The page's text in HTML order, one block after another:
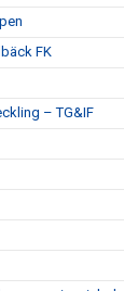
FK
– TG&IF